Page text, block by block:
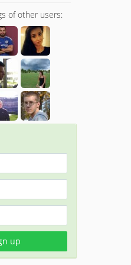
of other users:
up